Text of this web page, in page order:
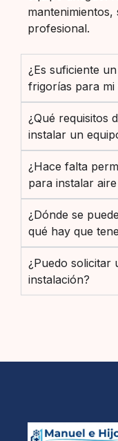
profesional.
¿Es suficiente
frigorías para mi
¿Qué requisitos
instalar un
¿Hace falta
para instalar
¿Dónde se
qué hay que
¿Puedo solicitar
instalación?